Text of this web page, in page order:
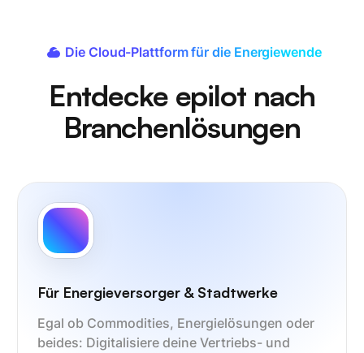
Die Cloud-Plattform für die Energiewende
Entdecke epilot nach
Branchenlösungen
Für Energieversorger & Stadtwerke
Egal ob Commodities, Energielösungen oder
beides: Digitalisiere deine Vertriebs- und